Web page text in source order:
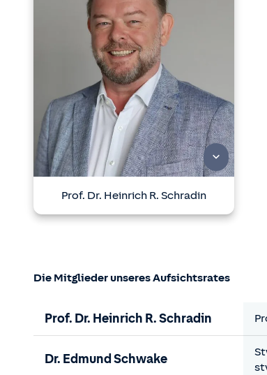
Prof. Dr. Heinrich R. Schradin
Die Mitglieder unseres Aufsichtsrates
Prof. Dr. Heinrich R. Schradin
Dr. Edmund Schwake